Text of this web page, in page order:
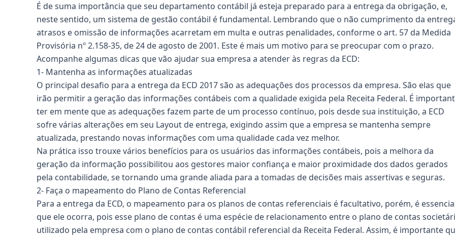
É de suma importância que seu departamento contábil já esteja preparado para a entrega da obrigação, e,
neste sentido, um sistema de gestão contábil é fundamental. Lembrando que o não cumprimento da
atrasos e omissão de informações acarretam em multa e outras penalidades, conforme o art. 57 da Medida
Provisória nº 2.158-35, de 24 de agosto de 2001. Este é mais um motivo para se preocupar com o prazo.
Acompanhe algumas dicas que vão ajudar sua empresa a atender às regras da ECD:
1- Mantenha as informações atualizadas
O principal desafio para a entrega da ECD 2017 são as adequações dos processos da empresa. São elas que
irão permitir a geração das informações contábeis com a qualidade exigida pela Receita Federal. É
ter em mente que as adequações fazem parte de um processo contínuo, pois desde sua instituição, a ECD
sofre várias alterações em seu Layout de entrega, exigindo assim que a empresa se mantenha sempre
atualizada, prestando novas informações com uma qualidade cada vez melhor.
Na prática isso trouxe vários benefícios para os usuários das informações contábeis, pois a melhora da
geração da informação possibilitou aos gestores maior confiança e maior proximidade dos dados gerados
pela contabilidade, se tornando uma grande aliada para a tomadas de decisões mais assertivas e seguras.
2- Faça o mapeamento do Plano de Contas Referencial
Para a entrega da ECD, o mapeamento para os planos de contas referenciais é facultativo, porém, é
que ele ocorra, pois esse plano de contas é uma espécie de relacionamento entre o plano de contas
utilizado pela empresa com o plano de contas contábil referencial da Receita Federal. Assim, é importante